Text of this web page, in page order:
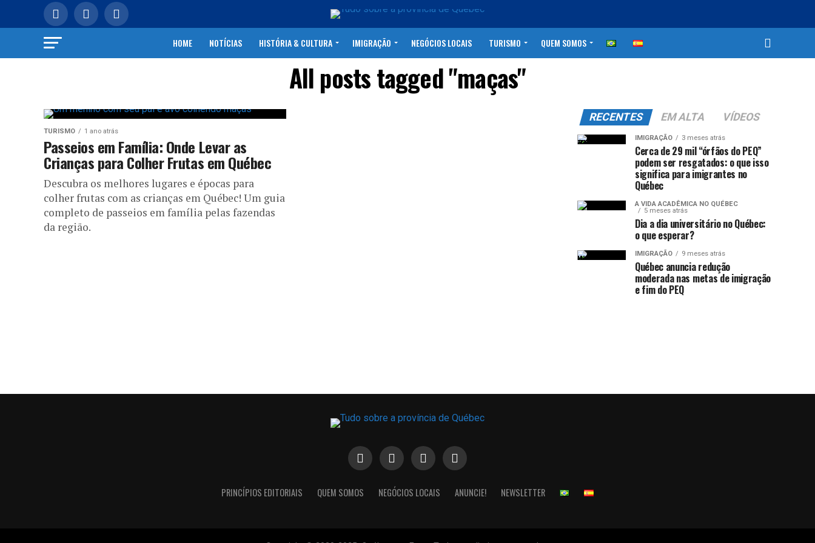
HOME NOTÍCIAS HISTÓRIA & CULTURA IMIGRAÇÃO NEGÓCIOS LOCAIS TURISMO QUEM SOMOS
All posts tagged "maças"
TURISMO 1 ano atrás
Passeios em Família: Onde Levar as
Crianças para Colher Frutas em Québec
Descubra os melhores lugares e épocas para
colher frutas com as crianças em Québec! Um guia
completo de passeios em família pelas fazendas
da região.
RECENTES EM ALTA VÍDEOS
IMIGRAÇÃO 3 meses atrás
Cerca de 29 mil “órfãos do PEQ”
podem ser resgatados: o que isso
significa para imigrantes no
Québec
A VIDA ACADÊMICA NO QUÉBEC
5 meses atrás
Dia a dia universitário no Québec:
o que esperar?
IMIGRAÇÃO 9 meses atrás
Québec anuncia redução
moderada nas metas de imigração
e fim do PEQ
PRINCÍPIOS EDITORIAIS QUEM SOMOS NEGÓCIOS LOCAIS ANUNCIE! NEWSLETTER